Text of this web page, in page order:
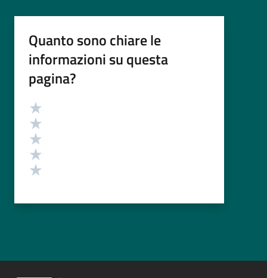
Quanto sono chiare le
informazioni su questa
pagina?
Valutazione